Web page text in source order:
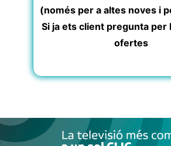
(només per a altes noves i
Si ja ets client pregunta per
ofertes